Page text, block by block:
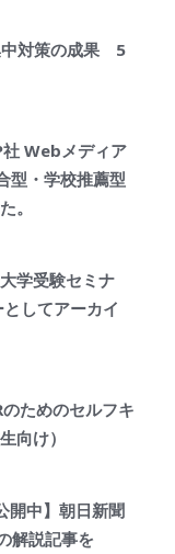
中対策の成果 5
社 Webメディア
型・学校推薦型
。
学受験セミナ
してアーカイ
のためのセルフキ
向け）
開中】朝日新聞
解説記事を